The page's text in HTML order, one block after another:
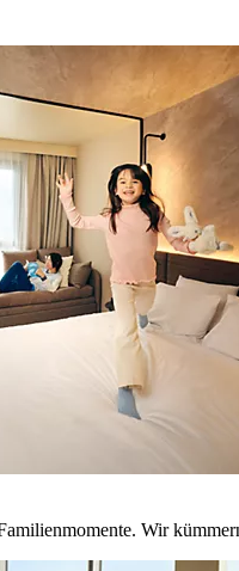
Wir